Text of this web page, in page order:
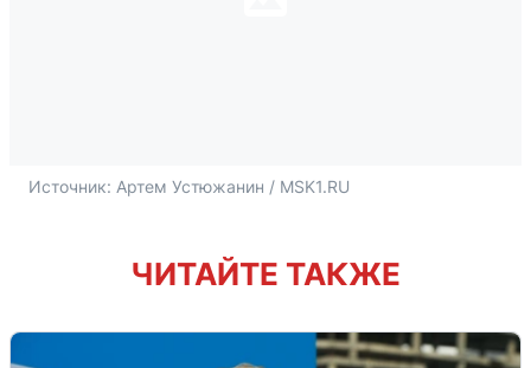
Источник: Артем Устюжанин / MSK1.RU
ЧИТАЙТЕ ТАКЖЕ